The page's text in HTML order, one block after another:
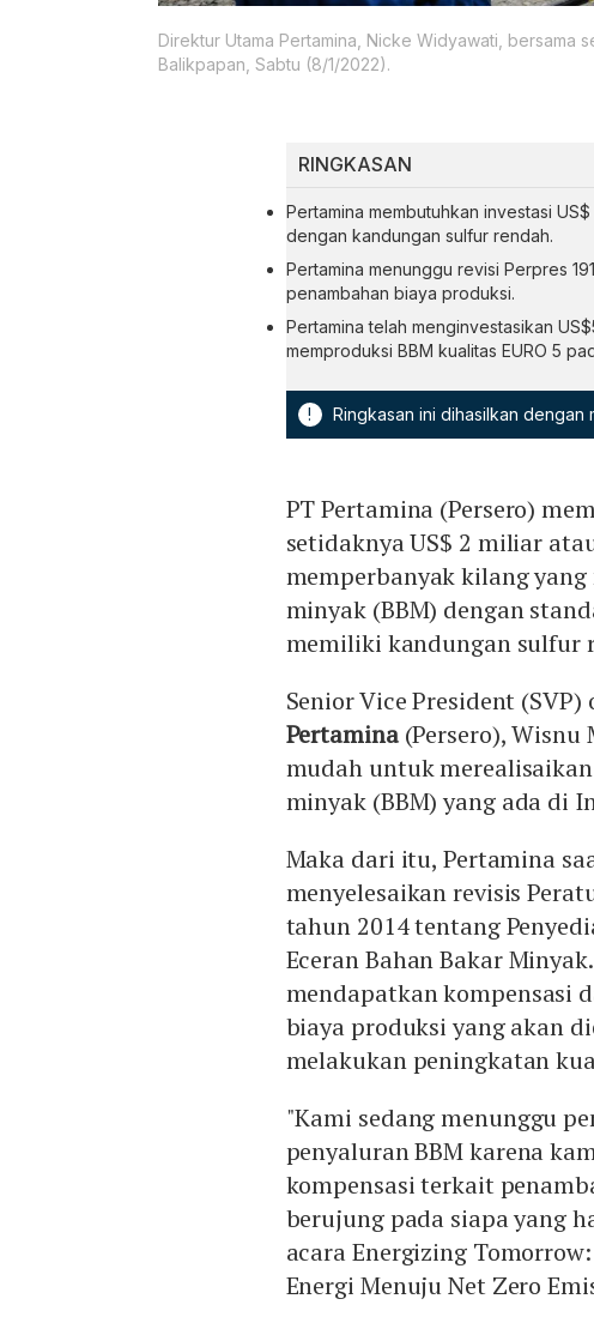
Direktur Utama Pertamina, Nicke Widyawati, bersama
Balikpapan, Sabtu (8/1/2022).
RINGKASAN
Pertamina membutuhkan investasi
dengan kandungan sulfur rendah.
Pertamina menunggu revisi Perpres
penambahan biaya produksi.
Pertamina telah menginvestasikan
memproduksi BBM kualitas EURO 5
! Ringkasan ini dihasilkan dengan
PT Pertamina (Persero)
setidaknya US$ 2 miliar
memperbanyak kilang
minyak (BBM) dengan
memiliki kandungan sulfur
Senior Vice President
Pertamina(Persero), Wisnu
mudah untuk
minyak (BBM) yang ada di
Maka dari itu, Pertamina
menyelesaikan revisis
tahun 2014 tentang
Eceran Bahan Bakar
mendapatkan kompensasi
biaya produksi yang akan
melakukan peningkatan
"Kami sedang menunggu
penyaluran BBM karena
kompensasi terkait
berujung pada siapa yang
acara Energizing
Energi Menuju Net Zero